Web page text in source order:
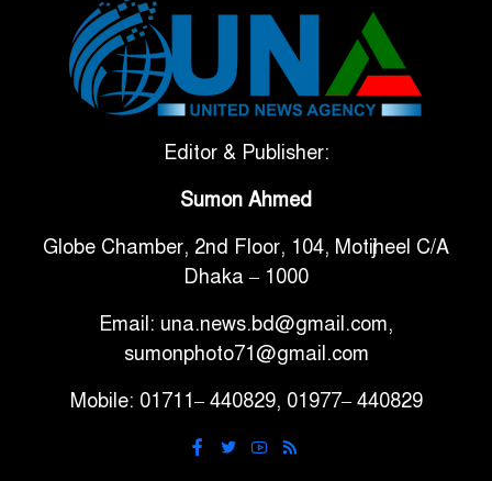
টানা ৩ ম্যাচে গোল ভিনির, ইতিহাস
বলছে বিশ্বকাপ জিতবে ব্রাজিল
সরকারি ৩শ কেজি বই বিক্রির
গাড়ি বিক্রির পর মালিকানা
পরিবর্তনে কঠোর নির্দেশনা
আ.লীগ ও বিএনপির বিরুদ্ধে
নাহিদ
ঢাবিতে মাথায় কাঁঠাল পড়ে মালির
Editor & Publisher:
Sumon Ahmed
Globe Chamber, 2nd Floor, 104, Motijheel C/A
Dhaka – 1000
Email: una.news.bd@gmail.com,
sumonphoto71@gmail.com
Mobile: 01711– 440829, 01977– 440829